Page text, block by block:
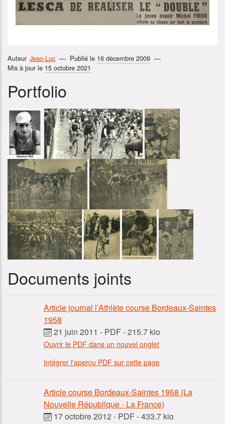
Auteur Jean-Luc Publié le 16 décembre 2009
Mis à jour le 15 octobre 2021
Portfolio
Documents joints
Article journal l’Athlète course Bordeaux-Saintes
1958
21 juin 2011 - PDF-215.7 kio
Ouvrir le PDF dans un nouvel onglet
Intégrer l'aperçu PDF sur cette page
Article course Bordeaux-Saintes 1958 (La
Nouvelle République - La France)
17 octobre 2012 - PDF-433.7 kio